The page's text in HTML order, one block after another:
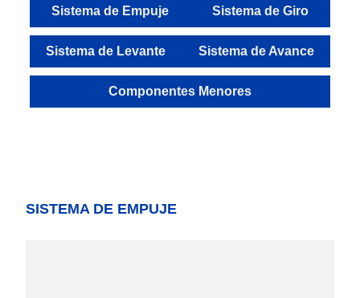
Sistema de Empuje Sistema de Giro
Sistema de Levante Sistema de Avance
Componentes Menores
SISTEMA DE EMPUJE